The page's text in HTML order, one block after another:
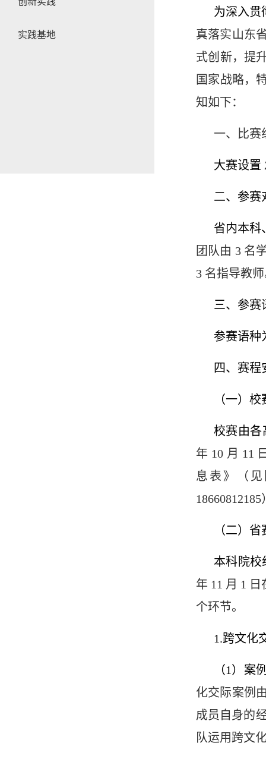
实践基地
为深入贯
真落实山东
式创新，提
国家战略，
知如下：
一、比赛
大赛设置
二、参赛
省内本科
团队由 3 名
3 名指导教
三、参赛
参赛语种
四、赛程
（一）校
校赛由各
年 10 月 11
息表》（
（二）省
本科院校
年 11 月 1
个环节。
1.跨文化
（1）案
化交际案例
成员自身的
队运用跨文